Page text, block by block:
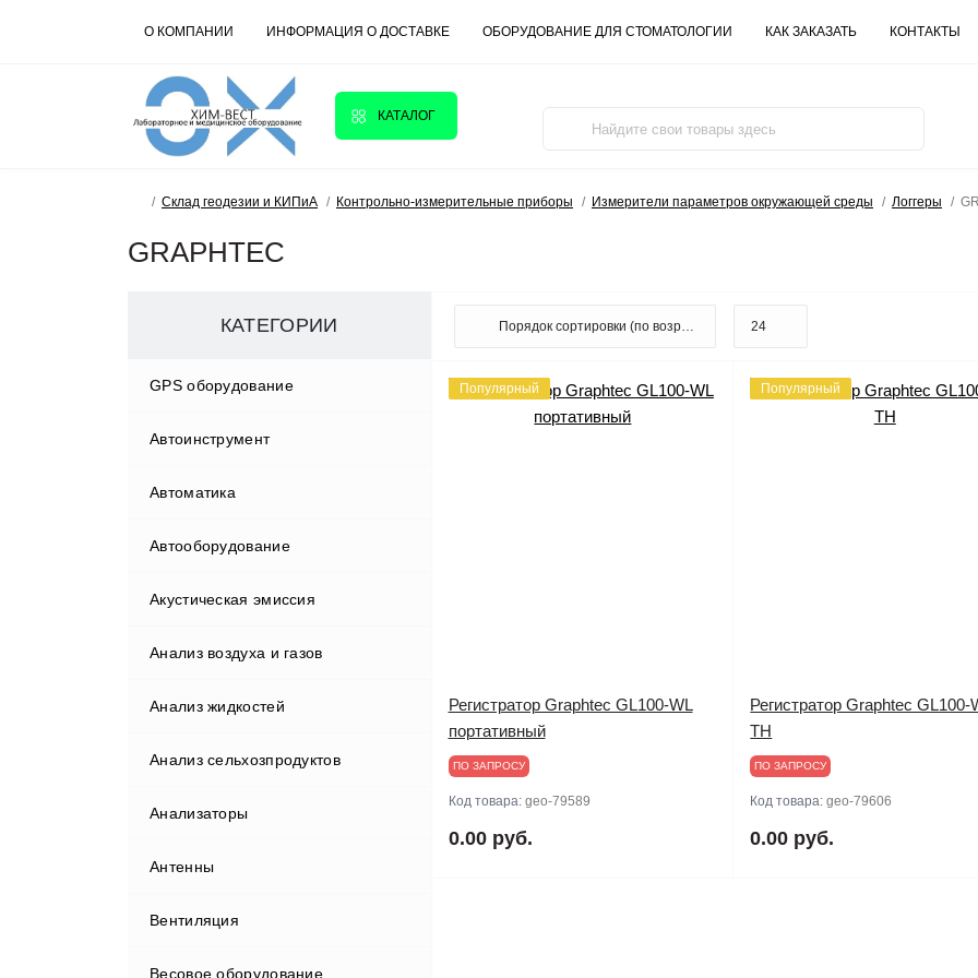
О КОМПАНИИ ИНФОРМАЦИЯ О ДОСТАВКЕ ОБОРУДОВАНИЕ ДЛЯ СТОМАТОЛОГИИ КАК ЗАКАЗАТЬ КОНТАКТЫ
КАТАЛОГ
Склад геодезии и КИПиА Контрольно-измерительные приборы Измерители параметров окружающей среды Логгеры
GRAPHTEC
КАТЕГОРИИ
GPS оборудование
Автоинструмент
Автоматика
Автооборудование
Бортовые компьютеры
Видеорегистраторы
Газоанализаторы
Гаражные краны
Диагностические комплексы
Диагностическое
Акустическая эмиссия
Анализ воздуха и газов
Анализ жидкостей
Анализ сельхозпродуктов
Анализаторы мяса
Анализаторы
Антенны
Вентиляция
Весовое оборудование
Популярный
Регистратор Graphtec GL100-WL
портативный
ПО ЗАПРОСУ
Код товара: geo-79589
0.00 руб.
Популярный
Регистратор Graphtec GL100-
TH
ПО ЗАПРОСУ
Код товара:geo-79606
0.00 руб.